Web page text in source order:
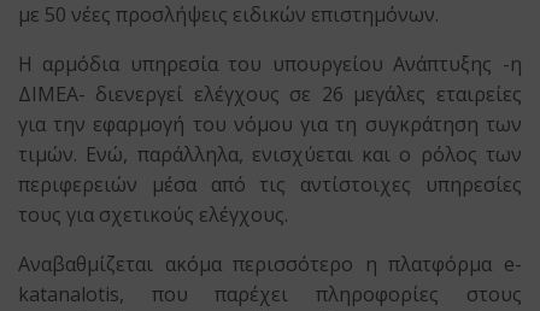
με 50 νέες προσλήψεις ειδικών επιστημόνων.
Η αρμόδια υπηρεσία του υπουργείου Ανάπτυξης -η
ΔΙΜΕΑ- διενεργεί ελέγχους σε 26 μεγάλες εταιρείες
για την εφαρμογή του νόμου για τη συγκράτηση των
τιμών. Ενώ, παράλληλα, ενισχύεται και ο ρόλος των
περιφερειών μέσα από τις αντίστοιχες υπηρεσίες
τους για σχετικούς ελέγχους.
Αναβαθμίζεται ακόμα περισσότερο η πλατφόρμα e-
katanalotis, που παρέχει πληροφορίες στους